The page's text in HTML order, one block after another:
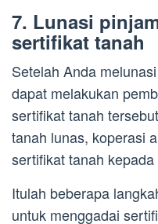
7. Lunasi
sertifikat tanah
Setelah Anda
dapat melakukan
sertifikat tanah
tanah lunas, koperasi
sertifikat tanah
Itulah beberapa
untuk menggadai